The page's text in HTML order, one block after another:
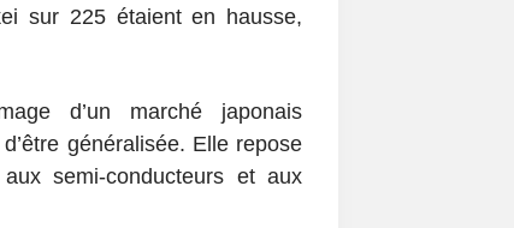
sur 225 étaient en hausse,
d’un marché japonais
généralisée. Elle repose
semi-conducteurs et aux